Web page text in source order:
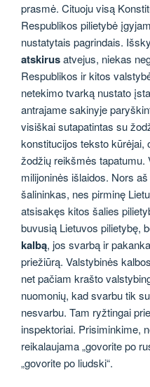
prasmė. Cituoju visą
Respublikos pilietybė
nustatytais pagrindais.
atskirusatvejus, niekas
Respublikos ir kitos
netekimo tvarką nustato
antrajame sakinyje
visiškai sutapatintas su
konstitucijos teksto kūrėjai,
žodžių reikšmės tapatumu.
milijoninės išlaidos. Nors
šalininkas, nes pirminę
atsisakęs kitos šalies
buvusią Lietuvos pilietybę,
kalbą, jos svarbą ir
priežiūrą. Valstybinės
net pačiam krašto
nuomonių, kad svarbu tik
nesvarbu. Tam ryžtingai
inspektoriai. Prisiminkime,
reikalaujama „govorite po
„govorite po liudski“.